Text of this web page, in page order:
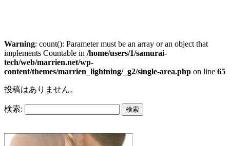
Warning: count(): Parameter must be an array or an object that
implements Countable in /home/users/1/samurai-
tech/web/marrien.net/wp-
content/themes/marrien_lightning/_g2/single-area.php on line 65
投稿はありません。
検索: